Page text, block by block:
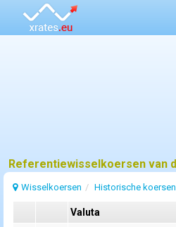
Wisselkoersen Historische koersen
Valuta